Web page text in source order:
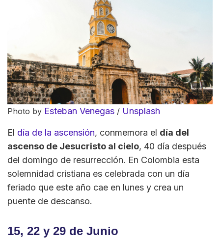
Photo by Esteban Venegas / Unsplash
El día de la ascensión, conmemora el día del
ascenso de Jesucristo al cielo, 40 día después
del domingo de resurrección. En Colombia esta
solemnidad cristiana es celebrada con un día
feriado que este año cae en lunes y crea un
puente de descanso.
15, 22 y 29 de Junio